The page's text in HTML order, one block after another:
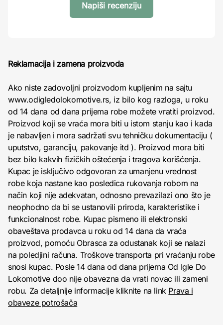
Napiši recenziju
Reklamacija i zamena proizvoda
Ako niste zadovoljni proizvodom kupljenim na sajtu
www.odigledolokomotive.rs, iz bilo kog razloga, u roku
od 14 dana od dana prijema robe možete vratiti proizvod.
Proizvod koji se vraća mora biti u istom stanju kao i kada
je nabavljen i mora sadržati svu tehničku dokumentaciju (
uputstvo, garanciju, pakovanje itd ). Proizvod mora biti
bez bilo kakvih fizičkih oštećenja i tragova korišćenja.
Kupac je isključivo odgovoran za umanjenu vrednost
robe koja nastane kao posledica rukovanja robom na
način koji nije adekvatan, odnosno prevazilazi ono što je
neophodno da bi se ustanovili priroda, karakteristike i
funkcionalnost robe. Kupac pismeno ili elektronski
obaveštava prodavca u roku od 14 dana da vraća
proizvod, pomoću Obrasca za odustanak koji se nalazi
na poledjini računa. Troškove transporta pri vraćanju robe
snosi kupac. Posle 14 dana od dana prijema Od Igle Do
Lokomotive doo nije obavezna da vrati novac ili zameni
robu. Za detaljnije informacije kliknite na link Prava i
obaveze potrošača